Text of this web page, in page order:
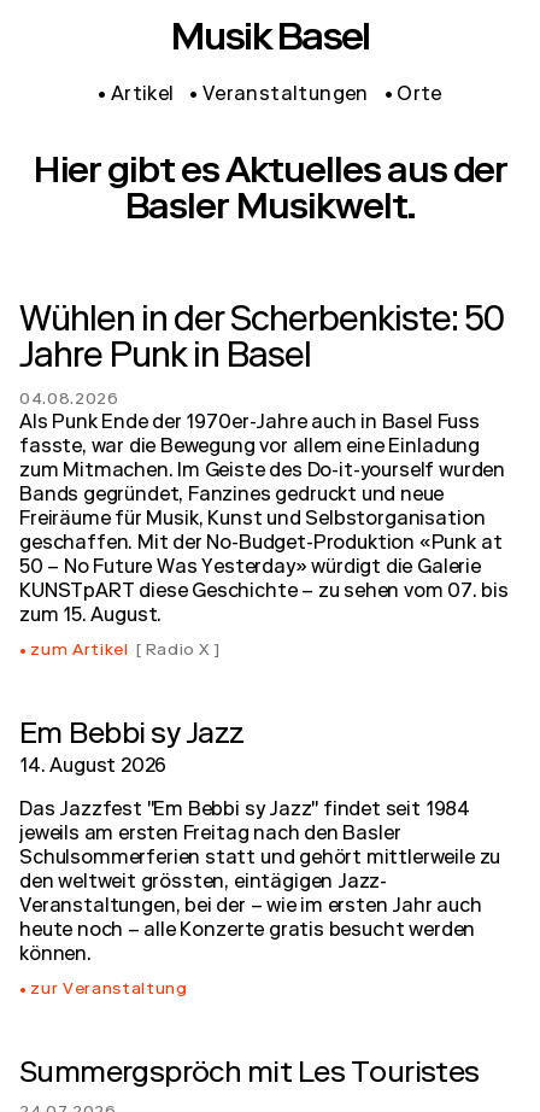
Musik Basel
Artikel Veranstaltungen Orte
Hier gibt es Aktuelles aus der
Basler Musikwelt.
Wühlen in der Scherbenkiste: 50
Jahre Punk in Basel
04.08.2026
Als Punk Ende der 1970er-Jahre auch in Basel Fuss
fasste, war die Bewegung vor allem eine Einladung
zum Mitmachen. Im Geiste des Do-it-yourself wurden
Bands gegründet, Fanzines gedruckt und neue
Freiräume für Musik, Kunst und Selbstorganisation
geschaffen. Mit der No-Budget-Produktion «Punk at
50 – No Future Was Yesterday» würdigt die Galerie
KUNSTpART diese Geschichte – zu sehen vom 07. bis
zum 15. August.
zum Artikel Radio X
Em Bebbi sy Jazz
14. August 2026
Das Jazzfest "Em Bebbi sy Jazz" findet seit 1984
jeweils am ersten Freitag nach den Basler
Schulsommerferien statt und gehört mittlerweile zu
den weltweit grössten, eintägigen Jazz-
Veranstaltungen, bei der – wie im ersten Jahr auch
heute noch – alle Konzerte gratis besucht werden
können.
zur Veranstaltung
Summergspröch mit Les Touristes